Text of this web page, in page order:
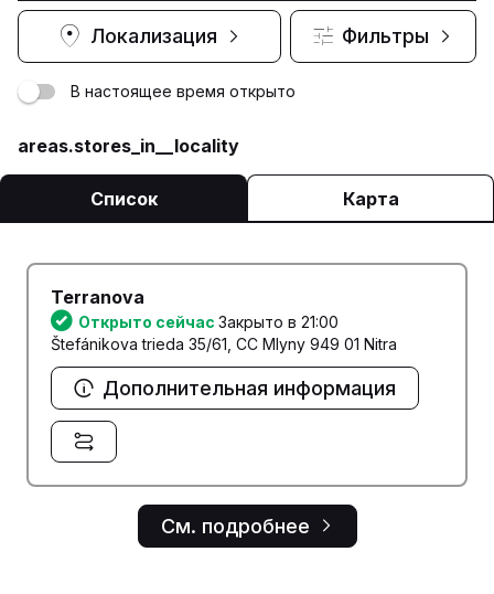
Локализация Фильтры
В настоящее время открыто
areas.stores_in__locality
Список Карта
Terranova
Открыто сейчас Закрыто в 21:00
Štefánikova trieda 35/61, CC Mlyny 949 01 Nitra
Дополнительная информация
См. подробнее